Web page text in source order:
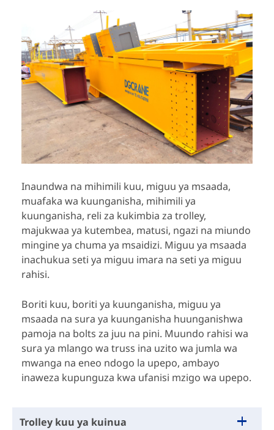
Inaundwa na mihimili kuu, miguu ya msaada,
muafaka wa kuunganisha, mihimili ya
kuunganisha, reli za kukimbia za trolley,
majukwaa ya kutembea, matusi, ngazi na miundo
mingine ya chuma ya msaidizi. Miguu ya msaada
inachukua seti ya miguu imara na seti ya miguu
rahisi.
Boriti kuu, boriti ya kuunganisha, miguu ya
msaada na sura ya kuunganisha huunganishwa
pamoja na bolts za juu na pini. Muundo rahisi wa
sura ya mlango wa truss ina uzito wa jumla wa
mwanga na eneo ndogo la upepo, ambayo
inaweza kupunguza kwa ufanisi mzigo wa upepo.
Trolley kuu ya kuinua